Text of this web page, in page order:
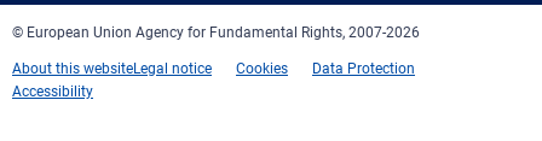
© European Union Agency for Fundamental Rights, 2007-2026
About this websiteLegal notice Cookies
Data Protection
Accessibility